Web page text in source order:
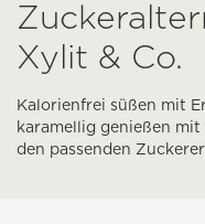
Xylit & Co.
Kalorienfrei süßen mit
karamellig genießen
den passenden